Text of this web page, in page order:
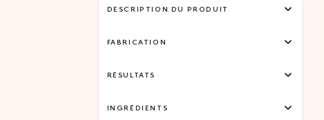
DESCRIPTION DU PRODUIT
FABRICATION
RÉSULTATS
INGRÉDIENTS